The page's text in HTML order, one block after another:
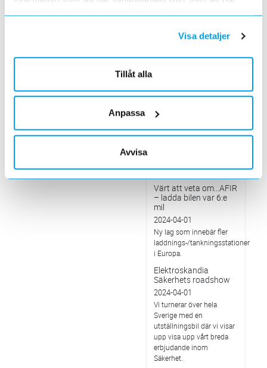
samlat in när du har använt deras tjänster.
Visa detaljer
Tillåt alla
Anpassa
Avvisa
betalning med vanligt
betalkort på
2024-05-01
som installeras från och
betalkort.
Nordic Mobile
2024
K16!
Värt att veta om...AFIR
– ladda bilen var 6:e
mil
2024-04-01
Ny lag som innebär fler
laddnings-/tankningsstationer
i Europa.
Elektroskandia
Säkerhets roadshow
2024-04-01
Vi turnerar över hela
Sverige med en
utställningsbil där vi visar
upp visa upp vårt breda
erbjudande inom
Säkerhet.